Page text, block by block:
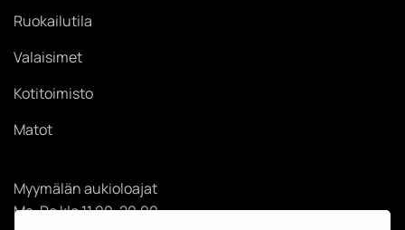
Ruokailutila
Valaisimet
Kotitoimisto
Matot
Myymälän aukioloajat
Ma-Pe klo 11.00-20.00